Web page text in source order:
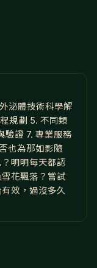
泌體技術科學解
規劃 5. 不同類
驗證 7. 專業服務
也為那如影隨
明明每天都認
花飄落？嘗試
效，過沒多久